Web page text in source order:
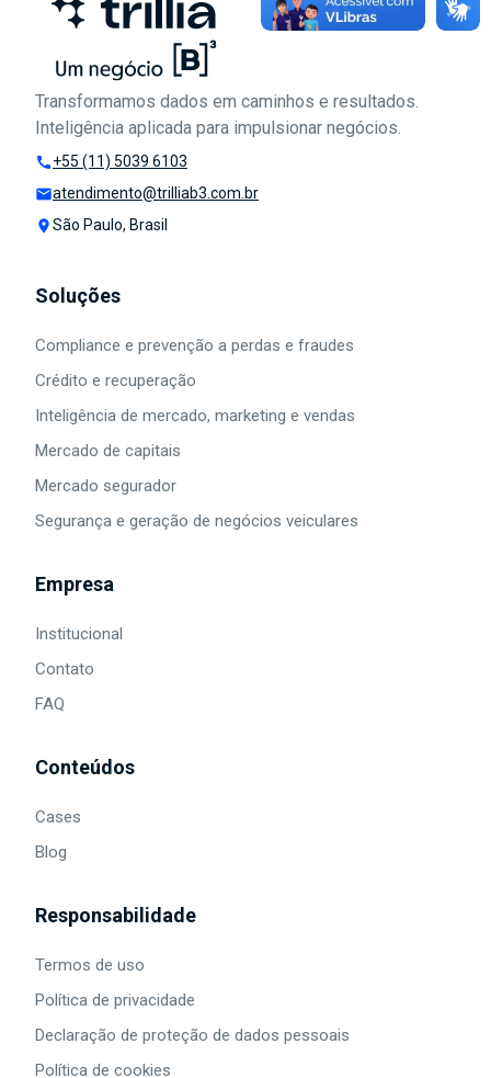
Transformamos dados em caminhos e resultados.
Inteligência aplicada para impulsionar negócios.
call+55 (11) 5039 6103
mailatendimento@trilliab3.com.br
placeSão Paulo, Brasil
Soluções
Compliance e prevenção a perdas e fraudes
Crédito e recuperação
Inteligência de mercado, marketing e vendas
Mercado de capitais
Mercado segurador
Segurança e geração de negócios veiculares
Empresa
Institucional
Contato
FAQ
Conteúdos
Cases
Blog
Responsabilidade
Termos de uso
Política de privacidade
Declaração de proteção de dados pessoais
Política de cookies